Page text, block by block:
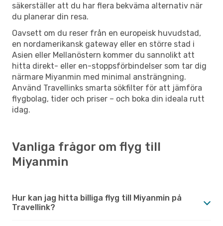
säkerställer att du har flera bekväma alternativ när
du planerar din resa.
Oavsett om du reser från en europeisk huvudstad,
en nordamerikansk gateway eller en större stad i
Asien eller Mellanöstern kommer du sannolikt att
hitta direkt- eller en-stoppsförbindelser som tar dig
närmare Miyanmin med minimal ansträngning.
Använd Travellinks smarta sökfilter för att jämföra
flygbolag, tider och priser – och boka din ideala rutt
idag.
Vanliga frågor om flyg till
Miyanmin
Hur kan jag hitta billiga flyg till Miyanmin på
Travellink?